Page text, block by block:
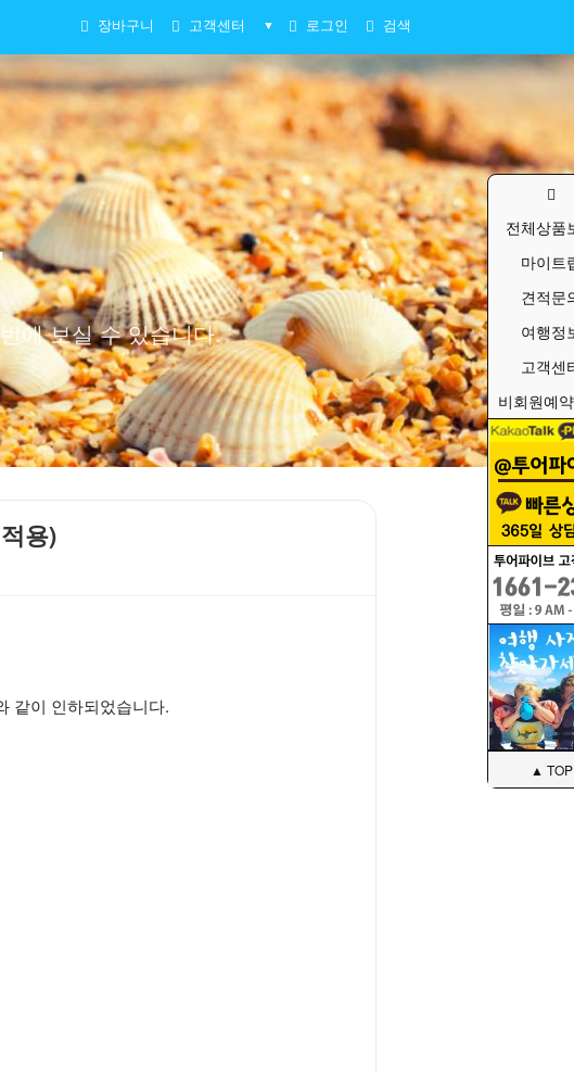
장바구니 고객센터 ▼ 로그인 검색
에 보실 수 있습니다.
용)
같이 인하되었습니다.
전체상품
마이트
견적문
여행정
고객센
비회원예
▲ TOP